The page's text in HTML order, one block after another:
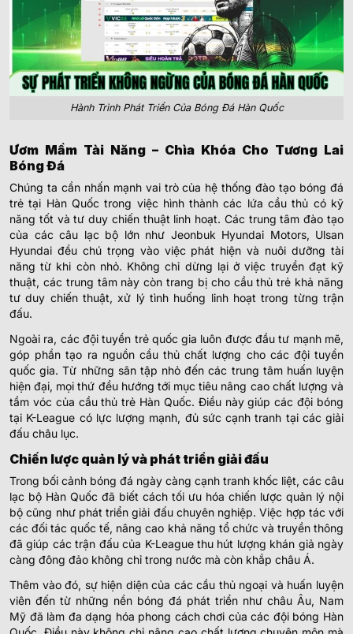
Hành Trình Phát Triển Của Bóng Đá Hàn Quốc
Ươm Mầm Tài Năng – Chìa Khóa Cho Tương Lai
Bóng Đá
Chúng ta cần nhấn mạnh vai trò của hệ thống đào tạo bóng đá
trẻ tại Hàn Quốc trong việc hình thành các lứa cầu thủ có kỹ
năng tốt và tư duy chiến thuật linh hoạt. Các trung tâm đào tạo
của các câu lạc bộ lớn như Jeonbuk Hyundai Motors, Ulsan
Hyundai đều chú trọng vào việc phát hiện và nuôi dưỡng tài
năng từ khi còn nhỏ. Không chỉ dừng lại ở việc truyền đạt kỹ
thuật, các trung tâm này còn trang bị cho cầu thủ trẻ khả năng
tư duy chiến thuật, xử lý tình huống linh hoạt trong từng trận
đấu.
Ngoài ra, các đội tuyển trẻ quốc gia luôn được đầu tư mạnh mẽ,
góp phần tạo ra nguồn cầu thủ chất lượng cho các đội tuyển
quốc gia. Từ những sân tập nhỏ đến các trung tâm huấn luyện
hiện đại, mọi thứ đều hướng tới mục tiêu nâng cao chất lượng và
tầm vóc của cầu thủ trẻ Hàn Quốc. Điều này giúp các đội bóng
tại K-League có lực lượng mạnh, đủ sức cạnh tranh tại các giải
đấu châu lục.
Chiến lược quản lý và phát triển giải đấu
Trong bối cảnh bóng đá ngày càng cạnh tranh khốc liệt, các câu
lạc bộ Hàn Quốc đã biết cách tối ưu hóa chiến lược quản lý nội
bộ cũng như phát triển giải đấu chuyên nghiệp. Việc hợp tác với
các đối tác quốc tế, nâng cao khả năng tổ chức và truyền thông
đã giúp các trận đấu của K-League thu hút lượng khán giả ngày
càng đông đảo không chỉ trong nước mà còn khắp châu Á.
Thêm vào đó, sự hiện diện của các cầu thủ ngoại và huấn luyện
viên đến từ những nền bóng đá phát triển như châu Âu, Nam
Mỹ đã làm đa dạng hóa phong cách chơi của các đội bóng Hàn